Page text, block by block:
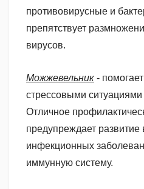
противовирусные и
препятствует
вирусов.
Можжевельник -
стрессовыми
Отличное
предупреждает развитие
инфекционных
иммунную систему.